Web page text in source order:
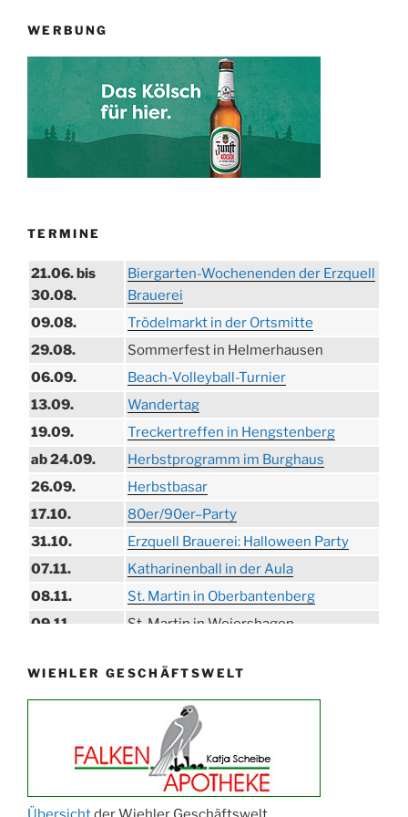
WERBUNG
TERMINE
21.06. bis
30.08.
Biergarten-Wochenenden der Erzquell
Brauerei
09.08.
Trödelmarkt in der Ortsmitte
29.08.
Sommerfest in Helmerhausen
06.09.
Beach-Volleyball-Turnier
13.09.
Wandertag
19.09.
Treckertreffen in Hengstenberg
ab 24.09.
Herbstprogramm im Burghaus
26.09.
Herbstbasar
17.10.
80er/90er–Party
31.10.
Erzquell Brauerei: Halloween Party
07.11.
Katharinenball in der Aula
08.11.
St. Martin in Oberbantenberg
09.11.
St. Martin in Weiershagen
11.11.
„DÜX“ im Burghaus
14.11.
Proklamation der Tollitäten
Konzert Bielsteiner Männerchor
Volkstrauertag am Ehrenmal
27.11.
Anknipsfest an der Oberbantenberger
Kirche
WIEHLER GESCHÄFTSWELT